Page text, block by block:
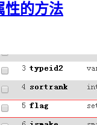
性的方法